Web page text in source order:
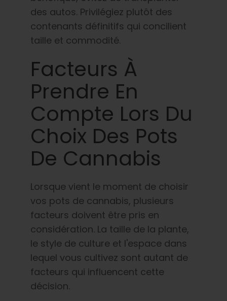
des autos. Privilégiez plutôt des
contenants définitifs qui concilient
taille et commodité.
Facteurs À
Prendre En
Compte Lors Du
Choix Des Pots
De Cannabis
Lorsque vient le moment de choisir
vos pots de cannabis, plusieurs
facteurs doivent être pris en
considération. La taille de la plante,
le style de culture et l'espace dans
lequel vous cultivez sont autant de
facteurs qui influencent cette
décision.